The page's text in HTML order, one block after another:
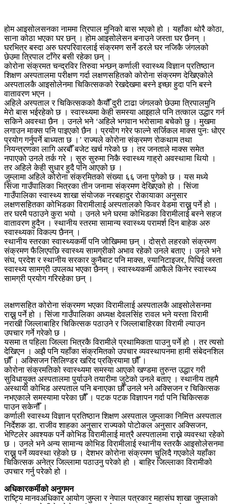
होम आइसोलसनका नाममा त्रिपाल मुनिको बास भएको हो । यहाँका थोरै कोठा,
साना कोठा भएका घर छन् । होम आइसोलेसन बनाउने जस्ता घर छैनन् ।
घरभित्र बस्दा अरु घरपरिवारलाई संक्रमण सर्ने डरले घर नजिकै जंगलको
छेउमा त्रिपाल टाँगेर बसी रहेका छन् ।
कोरोना संक्रमत चन्द्रविर तिरुवा भन्छन् कर्णाली स्वास्थ्य विज्ञान प्रतिष्ठान
शिक्षण अस्पतालमा परीक्षण गर्दा लक्षणसहितको कोरोना संक्रमण देखिएकोले
अस्पतालकै आइसोलेनमा चिकित्सकको रेखदेखमा बस्ने इच्छा हुदा पनि बस्ने
वातावरण भएन ।
अहिले अस्पताल र चिकित्सकको कैयौँ दुरी टाढा जंगलको छेउमा त्रिपालमुनि
मेरो बास भईरहेको छ । स्वास्थ्यमा केही समस्या आइहाले पनि तत्काल उद्धार गर्न
सकिने अवस्था छैन । उनले भने ‘अहिले भगवान भरोसामा बचेको छु । मुखमा
लगाउन माक्स पनि पाइएको छैन । प्रयोग गरेर फाल्ने सर्जिकल माक्स पुनः धोएर
प्रयोग गर्नुपर्ने बाध्यता छ ।’ राज्यले कोरोना संक्रमण रोकथाम तथा
नियन्त्रणका लागि अरबौँ बजेट खर्च गरेको छ । तर जनताले माक्स समेत
नपाएको उनले तर्क गरे । सुरु सुरुमा निकै स्वास्थ्य गाह्रो अवस्थामा थियो ।
तर अहिले केही सुधार हुदै पनि आएको छ ।
जुम्लामा अहिले कोरोना संक्रमितको संख्या ६६ जना पुगेको छ । यस मध्ये
सिंजा गाउँपालिका भित्रका तीन जनामा संक्रमण देखिएको हो । सिंजा
गाउँपालिका स्वास्थ्य शाखा संयोजक नरबहादुर रोकायाका अनुसार
लक्षणसहितका कोभिडका विरामीलाई अस्पतालको फिवर वेडमा राख्नु पर्ने हो ।
तर घरमै पठाउने कुरा भयो । उनले भने घरमा कोभिडका विरामीलाई बस्ने सहज
वातावरण हुदैन । स्थानीय स्तरमा सामान्य स्वास्थ्य परामर्श दिन बाहेक अरु
स्वास्थ्यका विकल्प छैनन् ।
स्थानीय स्तरका स्वास्थ्यकर्मी पनि जोखिममा छन् । दोस्रो लहरको संक्रमण
संक्रमण फैलिएपछि स्वास्थ्य सामग्रीको अभाव रहेको उनले बताए । उनले भने
संघ, प्रदेश र स्थानीय सरकार कुनैबाट पनि माक्स, स्यानिटाइजर, पिपिई जस्ता
स्वास्थ्य सामग्री उपलव्ध भएका छैनन् । स्वास्थ्यकर्मी आफैले किनेर स्वास्थ्य
सामग्री प्रयोग गरिरहेका छन् ।
लक्षणसहित कोरोना संक्रमण भएका विरामीलाई अस्पतालकै आइसोलेसनमा
राख्नु पर्ने हो । सिंजा गाउँपालिका अध्यक्ष देवलसिंह रावल भने यस्ता विरामी
नराखी जिल्लाबाहिर चिकित्सक पठाउने र जिल्लाबाहिरका विरामी ल्याउन
उपचार गर्ने गरेको छ ।
यसमा त पहिला जिल्ला भित्रकै विरामीले प्रथामिकता पाउनु पर्ने हो । तर त्यसो
देखिएन । अझै पनि यहाँका संक्रमितको उपचार व्यवस्थापनमा हामी संबेदनशिल
छौँ । अक्सिजन सिलिण्डर खरिद प्रक्रियामा छौँ ।
कोरोना संक्रमतिको स्वास्थ्यमा समस्या आएको खण्डमा तुरुन्त उद्धार गरी
सुविधायुक्त अस्पतालमा पुर्याउने तयारीमा जुटेको उनले बताए । स्थानीय तहमै
अस्थायी कोभिड अस्पताल पनि बनाएका छौँ उनले भने अक्सिजन र चिकित्सक
नभएकाले समस्यामा परेका छौँ । पटक पटक विज्ञापन गर्दा पनि चिकित्सक
पाउन सकेनौँ ।
कर्णाली स्वास्थ्य विज्ञान प्रतिष्ठान शिक्षण अस्पताल जुम्लाका निमित्त अस्पताल
निर्देशक डा. राजीव शाहका अनुसार राज्यको पोटोकल अनुसार अक्सिजन,
भेण्टिलेर अवश्यक पर्ने कोभिड विरामीलाई मात्रै अस्पतालमा राख्ने व्यवस्था रहेको
छ । उनले भने अन्य सामान्य कोभिड विरामीलाई स्थानीय स्तरकै आइसोलेसनमा
राख्नु पर्ने व्यवस्था रहेको छ । देशभर कोरोना संक्रमण चुलिदै गएकोले यहाँका
चिकित्सक अनेत्र जिल्लामा पठाउनु परेको हो । बाहिर जिल्लाका विरामीको
उपचार गर्नु परेको हो ।
अधिकारकर्मीको अनुगमन
राष्ट्यि मानवअधिकार आयोग जुम्ला र नेपाल पत्रकार महासंघ शाखा जुम्लाको